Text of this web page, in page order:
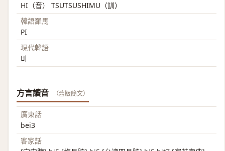
HI（音） TSUTSUSHIMU（訓）
韓語羅馬
PI
現代韓語
비
方言讀音 （舊版簡文）
廣東話
bei3
客家話